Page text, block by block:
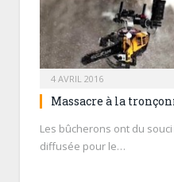
4 AVRIL 2016
Massacre à la
Les bûcherons ont du
diffusée pour le…